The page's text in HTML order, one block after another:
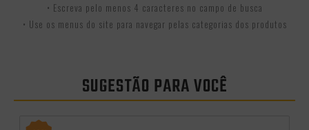
• Escreva pelo menos 4 caracteres no campo de busca
• Use os menus do site para navegar pelas categorias dos produtos
SUGESTÃO PARA VOCÊ